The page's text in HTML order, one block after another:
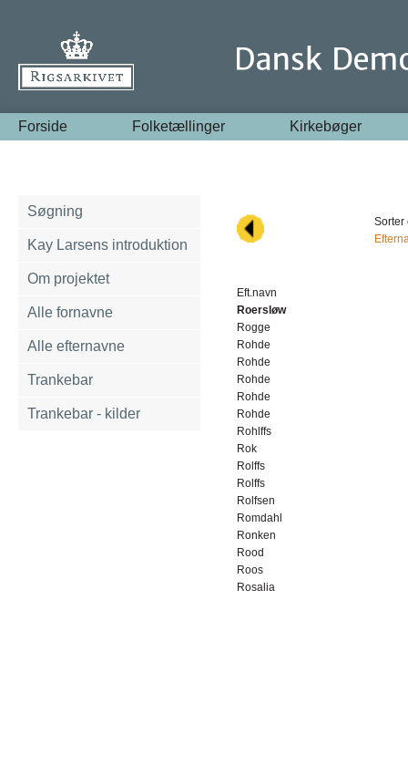
Forside Folketællinger Kirkebøger
Søgning
Kay Larsens introduktion
Om projektet
Alle fornavne
Alle efternavne
Trankebar
Trankebar - kilder
Sorter
Eft.navn
Roersløw
Rogge
Rohde
Rohde
Rohde
Rohde
Rohde
Rohlffs
Rok
Rolffs
Rolffs
Rolfsen
Romdahl
Ronken
Rood
Roos
Rosalia